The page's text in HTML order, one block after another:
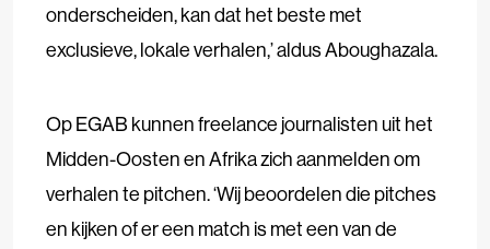
onderscheiden, kan dat het beste met
exclusieve, lokale verhalen,’ aldus Aboughazala.
Op EGAB kunnen freelance journalisten uit het
Midden-Oosten en Afrika zich aanmelden om
verhalen te pitchen. ‘Wij beoordelen die pitches
en kijken of er een match is met een van de